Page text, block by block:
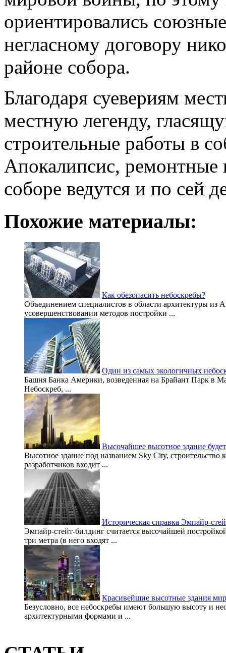
ориентировались
негласному договору
районе собора.
Благодаря суевериям
местную легенду,
строительные работы в
Апокалипсис, ремонтные
соборе ведутся и по сей
Похожие материалы:
Как обезопасить небоскребы?
Объединением специалистов в области архитектуры из
усовершенствовании методов постройки ...
Один из самых экологичных
Башня Банка Америки, возведенная на Брайант Парк в
Небоскреб, ...
Высочайшее высотное здание
Высотное здание под названием Sky City,
разработчиков входит ...
Историческая справка Эмпайр-
Эмпайр-стейт-билдинг считается высочайшей
три метра (в него входят ...
Красивейшие высотные здания
Безусловно, все небоскребы имеют большую высоту и
архитектурными формами и ...